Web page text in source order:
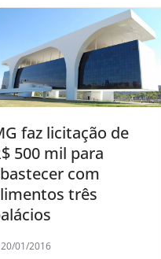
faz licitação de
500 mil para
com
três
20/01/2016